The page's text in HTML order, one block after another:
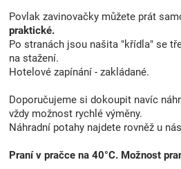
Povlak zavinovačky můžete prát
praktické.
Po stranách jsou našita "křídla" se
na stažení.
Hotelové zapínání - zakládané.
Doporučujeme si dokoupit navíc
vždy možnost rychlé výměny.
Náhradní potahy najdete rovněž u
Praní v pračce na 40°C. Možnost